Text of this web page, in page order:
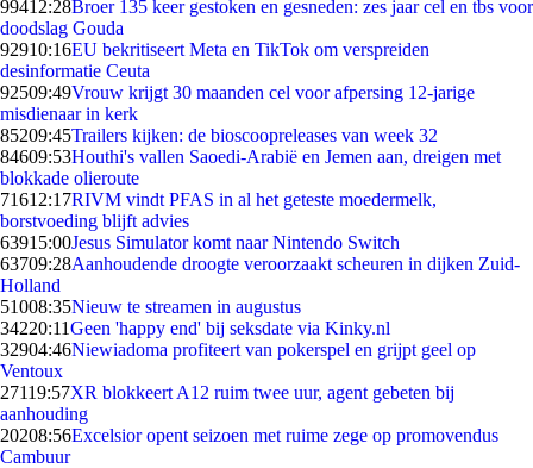
99412:28Broer 135 keer gestoken en gesneden: zes jaar cel en tbs voor
doodslag Gouda
92910:16EU bekritiseert Meta en TikTok om verspreiden
desinformatie Ceuta
92509:49Vrouw krijgt 30 maanden cel voor afpersing 12-jarige
misdienaar in kerk
85209:45Trailers kijken: de bioscoopreleases van week 32
84609:53Houthi's vallen Saoedi-Arabië en Jemen aan, dreigen met
blokkade olieroute
71612:17RIVM vindt PFAS in al het geteste moedermelk,
borstvoeding blijft advies
63915:00Jesus Simulator komt naar Nintendo Switch
63709:28Aanhoudende droogte veroorzaakt scheuren in dijken Zuid-
Holland
51008:35Nieuw te streamen in augustus
34220:11Geen 'happy end' bij seksdate via Kinky.nl
32904:46Niewiadoma profiteert van pokerspel en grijpt geel op
Ventoux
27119:57XR blokkeert A12 ruim twee uur, agent gebeten bij
aanhouding
20208:56Excelsior opent seizoen met ruime zege op promovendus
Cambuur